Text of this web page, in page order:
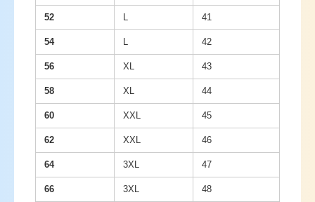
52 L 41
54 L 42
56 XL 43
58 XL 44
60 XXL 45
62 XXL 46
64 3XL 47
66 3XL 48